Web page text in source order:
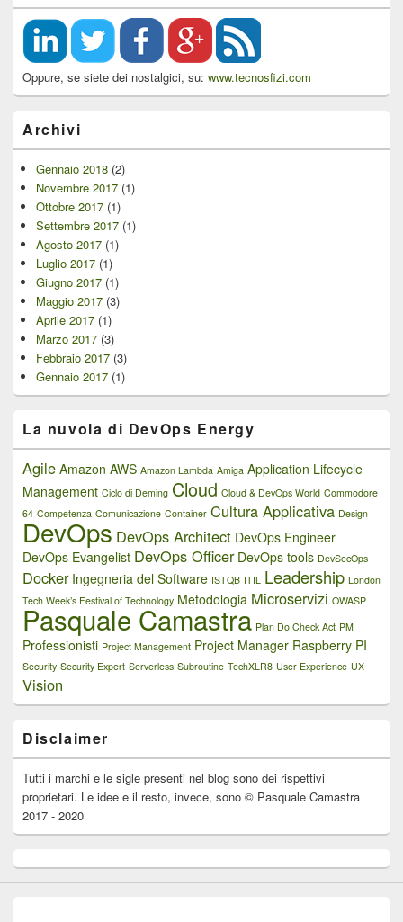
Oppure, se siete dei nostalgici, su: www.tecnosfizi.com
Archivi
Gennaio 2018 (2)
Novembre 2017 (1)
Ottobre 2017 (1)
Settembre 2017 (1)
Agosto 2017 (1)
Luglio 2017 (1)
Giugno 2017 (1)
Maggio 2017 (3)
Aprile 2017 (1)
Marzo 2017 (3)
Febbraio 2017 (3)
Gennaio 2017 (1)
La nuvola di DevOps Energy
Agile Amazon AWS Amazon Lambda Amiga Application Lifecycle
Management Ciclo di Deming Cloud Cloud & DevOps World Commodore
64 Competenza Comunicazione Container Cultura Applicativa Design
DevOps DevOps Architect DevOps Engineer
DevOps Evangelist DevOps Officer DevOps tools DevSecOps
Docker Ingegneria del Software ISTQB ITIL Leadership London
Tech Week’s Festival of Technology Metodologia Microservizi OWASP
Pasquale Camastra Plan Do Check Act PM
Professionisti Project Management Project Manager Raspberry PI
Security Security Expert Serverless Subroutine TechXLR8 User Experience UX
Vision
Disclaimer
Tutti i marchi e le sigle presenti nel blog sono dei rispettivi
proprietari. Le idee e il resto, invece, sono © Pasquale Camastra
2017 - 2020